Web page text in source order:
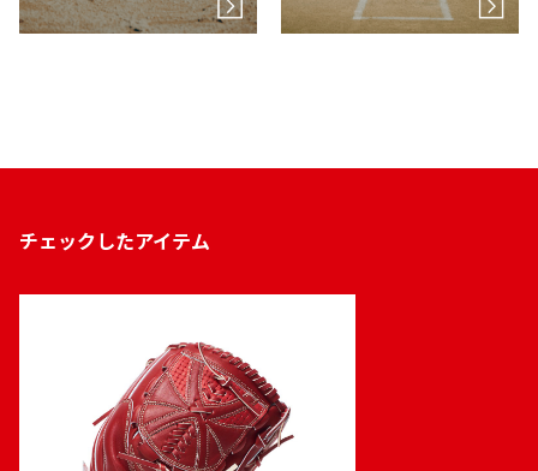
チェックしたアイテム